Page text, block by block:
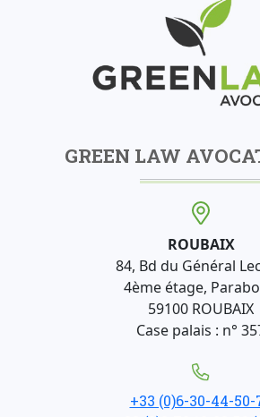
GREEN LAW
ROUBAIX
84, Bd du Général
4ème étage,
59100 ROUBAIX
Case palais : n°
+33 (0)6-30-44-50-